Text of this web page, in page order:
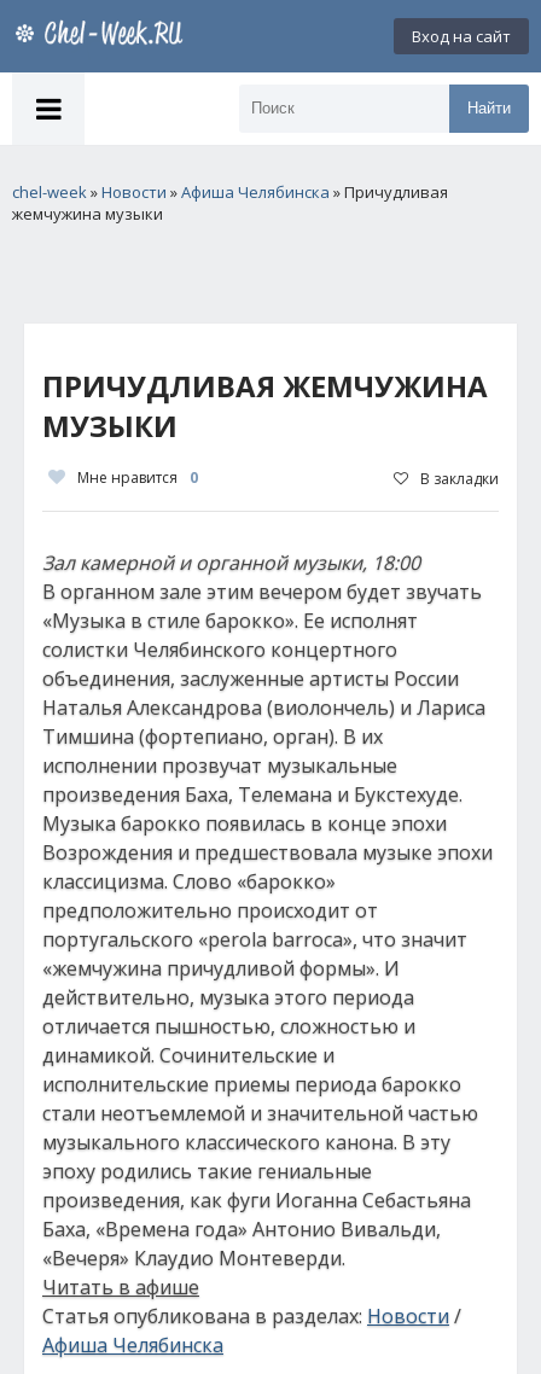
Вход на сайт
Найти
chel-week»Новости »Афиша Челябинска » Причудливая
жемчужина музыки
ПРИЧУДЛИВАЯ ЖЕМЧУЖИНА
МУЗЫКИ
Мне нравится 0 В закладки
Зал камерной и органной музыки, 18:00
В органном зале этим вечером будет звучать
«Музыка в стиле барокко». Ее исполнят
солистки Челябинского концертного
объединения, заслуженные артисты России
Наталья Александрова (виолончель) и Лариса
Тимшина (фортепиано, орган). В их
исполнении прозвучат музыкальные
произведения Баха, Телемана и Букстехуде.
Музыка барокко появилась в конце эпохи
Возрождения и предшествовала музыке эпохи
классицизма. Слово «барокко»
предположительно происходит от
португальского «perola barroca», что значит
«жемчужина причудливой формы». И
действительно, музыка этого периода
отличается пышностью, сложностью и
динамикой. Сочинительские и
исполнительские приемы периода барокко
стали неотъемлемой и значительной частью
музыкального классического канона. В эту
эпоху родились такие гениальные
произведения, как фуги Иоганна Себастьяна
Баха, «Времена года» Антонио Вивальди,
«Вечеря» Клаудио Монтеверди.
Читать в афише
Статья опубликована в разделах: Новости/
Афиша Челябинска